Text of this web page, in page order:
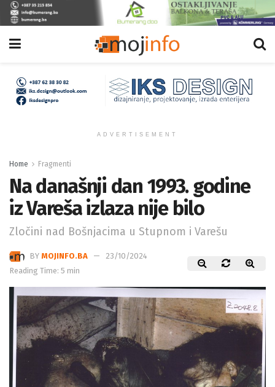
ADVERTISEMENT
Home Fragmenti
Na današnji dan 1993. godine
iz Vareša izlaza nije bilo
Zločini nad Bošnjacima u Stupnom i Varešu
BY MOJINFO.BA
23/10/2024
Reading Time: 5 min